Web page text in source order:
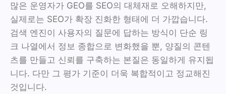
많은 운영자가 GEO를 SEO의 대체재로 오해하지만,
실제로는 SEO가 확장 진화한 형태에 더 가깝습니다.
검색 엔진이 사용자의 질문에 답하는 방식이 단순 링
크 나열에서 정보 종합으로 변화했을 뿐, 양질의 콘텐
츠를 만들고 신뢰를 구축하는 본질은 동일하게 유지됩
니다. 다만 그 평가 기준이 더욱 복합적이고 정교해진
것입니다.